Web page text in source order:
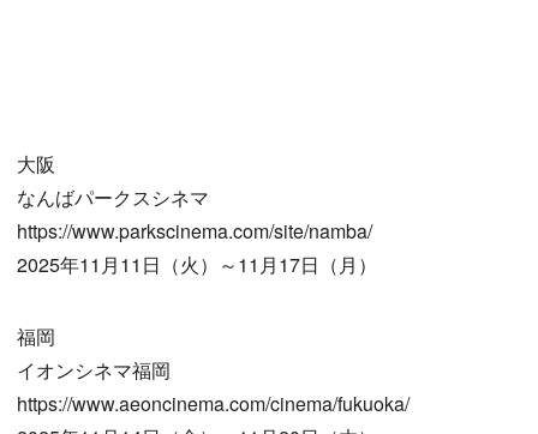
大阪
なんばパークスシネマ
https://www.parkscinema.com/site/namba/
2025年11月11日（火）～11月17日（月）
福岡
イオンシネマ福岡
https://www.aeoncinema.com/cinema/fukuoka/